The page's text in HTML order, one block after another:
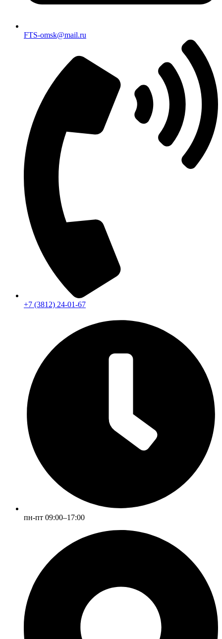
FTS-omsk@mail.ru
+7 (3812) 24-01-67
пн-пт 09:00–17:00